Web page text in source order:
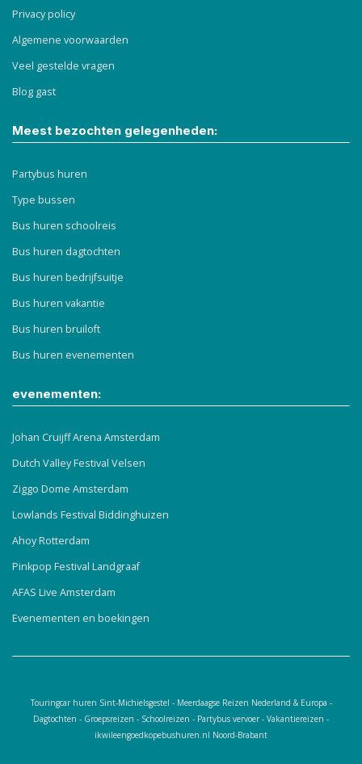
Privacy policy
Algemene voorwaarden
Veel gestelde vragen
Blog gast
Meest bezochten gelegenheden:
Partybus huren
Type bussen
Bus huren schoolreis
Bus huren dagtochten
Bus huren bedrijfsuitje
Bus huren vakantie
Bus huren bruiloft
Bus huren evenementen
evenementen:
Johan Cruijff Arena Amsterdam
Dutch Valley Festival Velsen
Ziggo Dome Amsterdam
Lowlands Festival Biddinghuizen
Ahoy Rotterdam
Pinkpop Festival Landgraaf
AFAS Live Amsterdam
Evenementen en boekingen
Touringcar huren Sint-Michielsgestel - Meerdaagse Reizen Nederland & Europa -
Dagtochten - Groepsreizen - Schoolreizen - Partybus vervoer - Vakantiereizen -
ikwileengoedkopebushuren.nl Noord-Brabant